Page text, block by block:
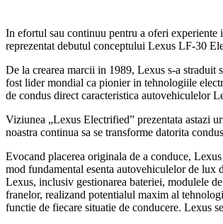
In efortul sau continuu pentru a oferi experiente
reprezentat debutul conceptului Lexus LF-30
De la crearea marcii in 1989, Lexus s-a straduit
fost lider mondial ca pionier in tehnologiile
de condus direct caracteristica autovehiculelor
Viziunea „Lexus Electrified” prezentata astazi
noastra continua sa se transforme datorita
Evocand placerea originala de a conduce,
mod fundamental esenta autovehiculelor de
Lexus, inclusiv gestionarea bateriei, modulele
franelor, realizand potentialul maxim al
functie de fiecare situatie de conducere. Lexus